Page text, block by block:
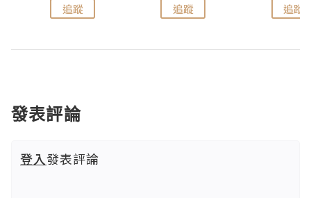
追蹤 追蹤 追蹤
發表評論
登入發表評論